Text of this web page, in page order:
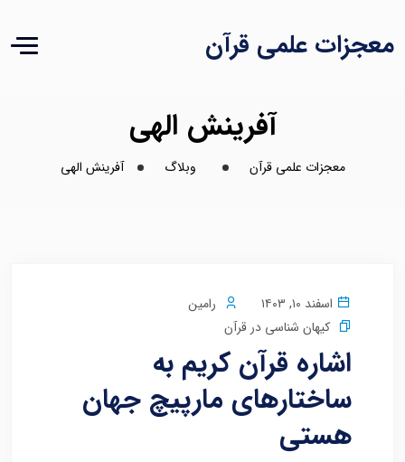
معجزات علمی قرآن
آفرینش الهی
معجزات علمی قرآن وبلاگ آفرینش الهی
اسفند ۱۰, ۱۴۰۳
رامین
کیهان شناسی در قرآن
اشاره قرآن کریم به
ساختارهای مارپیچ جهان
هستی